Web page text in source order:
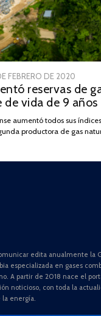
FEBRERO DE 2020
DE
JULIO
2025
reservas de
de vida de 9 años
aumentó todos sus
productora de gas
edita anualmente la
especializada en gases
A partir de 2018 nace el
noticioso, con toda la
energía.